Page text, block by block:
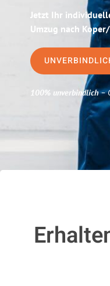
Jetzt Ihr
Umzug nach
100% unverbindlich–